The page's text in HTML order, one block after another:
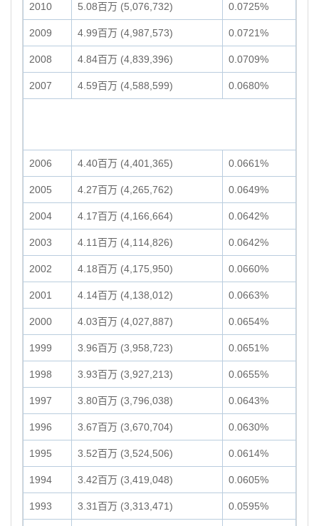
2010 5.08百万 (5,076,732) 0.0725%
2009 4.99百万 (4,987,573) 0.0721%
2008 4.84百万 (4,839,396) 0.0709%
2007 4.59百万 (4,588,599) 0.0680%
2006 4.40百万 (4,401,365) 0.0661%
2005 4.27百万 (4,265,762) 0.0649%
2004 4.17百万 (4,166,664) 0.0642%
2003 4.11百万 (4,114,826) 0.0642%
2002 4.18百万 (4,175,950) 0.0660%
2001 4.14百万 (4,138,012) 0.0663%
2000 4.03百万 (4,027,887) 0.0654%
1999 3.96百万 (3,958,723) 0.0651%
1998 3.93百万 (3,927,213) 0.0655%
1997 3.80百万 (3,796,038) 0.0643%
1996 3.67百万 (3,670,704) 0.0630%
1995 3.52百万 (3,524,506) 0.0614%
1994 3.42百万 (3,419,048) 0.0605%
1993 3.31百万 (3,313,471) 0.0595%